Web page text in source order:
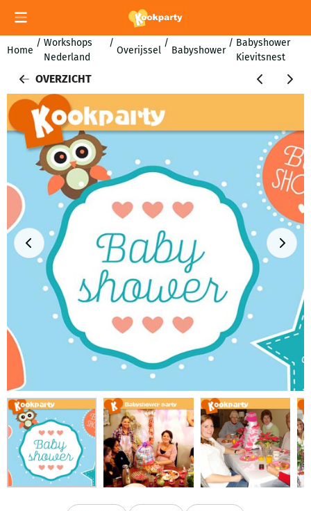
Cookievoorkeuren zijn momenteel gesloten.
Home
/ Workshops
Nederland
/
Overijssel
/
Babyshower
/ Babyshower
Kievitsnest
OVERZICHT